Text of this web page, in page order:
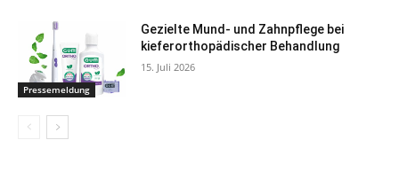
Pressemeldung
Gezielte Mund- und Zahnpflege bei
kieferorthopädischer Behandlung
15. Juli 2026